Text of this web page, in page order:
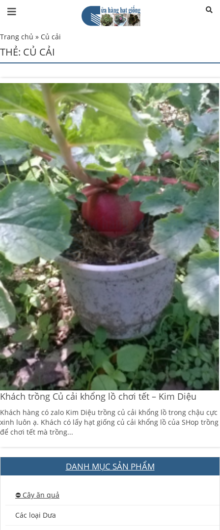
Trang chủ » Củ cải
THẺ: CỦ CẢI
Khách trồng Củ cải khổng lồ chơi tết – Kim Diệu
Khách hàng có zalo Kim Diệu trồng củ cải khổng lồ trong chậu cực
xinh luôn ạ. Khách có lấy hạt giống củ cải khổng lồ của SHop trồng
để chơi tết mà trồng...
DANH MỤC SẢN PHẨM
⛔️ Cây ăn quả
Các loại Dưa